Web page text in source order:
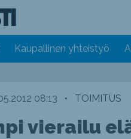
Kaupallinen yhteistyö
08:13 • TOIMITUS
vierailu